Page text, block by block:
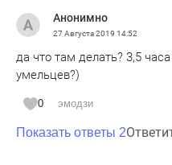
Анонимно
27 Августа 2019 14:52
да что там делать? 3,5
умельцев?)
0 эмодзи
Показать ответы 2